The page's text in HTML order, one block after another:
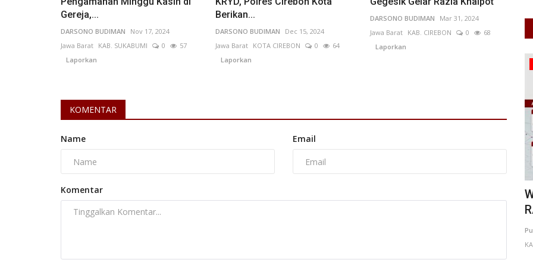
Gereja,...
DARSONO BUDIMAN
Nov 17, 2024
Jawa Barat KAB. SUKABUMI 0
57
Laporkan
Berikan...
DARSONO BUDIMAN
Dec 15, 2024
Jawa Barat
KOTA CIREBON 0
64
Laporkan
DARSONO BUDIMAN
Mar 31, 2024
Jawa Barat
KAB. CIREBON 0
68
Laporkan
KOMENTAR
Name Email
KomentarBupati Malang Lantik Putra Kandung
Jadi Kepala DLH, Publik...